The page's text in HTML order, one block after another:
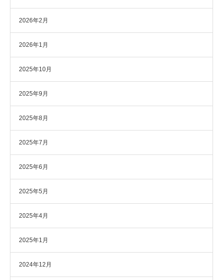
2026年2月
2026年1月
2025年10月
2025年9月
2025年8月
2025年7月
2025年6月
2025年5月
2025年4月
2025年1月
2024年12月